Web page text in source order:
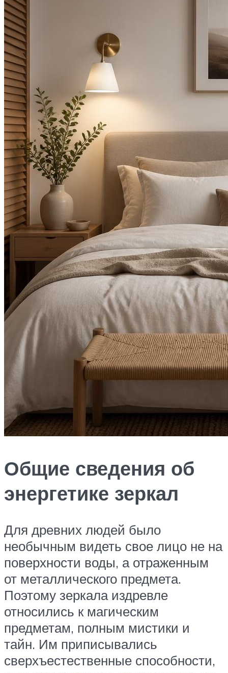
Общие сведения об
энергетике зеркал
Для древних людей было
необычным видеть свое лицо не на
поверхности воды, а отраженным
от металлического предмета.
Поэтому зеркала издревле
относились к магическим
предметам, полным мистики и
тайн. Им приписывались
сверхъестественные способности,